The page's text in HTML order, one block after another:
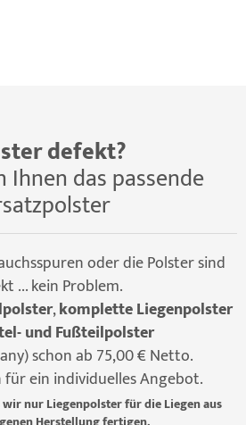
defekt?
das passende
oder die Polster sind
... kein Problem.
,komplette Liegenpolster
und Fußteilpolster
schon ab 75,00 € Netto.
für ein individuelles Angebot.
wir nur Liegenpolster für die Liegen aus